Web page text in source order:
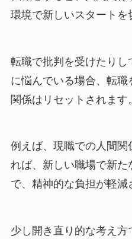
環境で新しいスタートを
転職で批判を受けたり
に悩んでいる場合、転
関係はリセットされます。
例えば、現職での人間
れば、新しい職場で新た
で、精神的な負担が軽減
少し開き直り的な考え方